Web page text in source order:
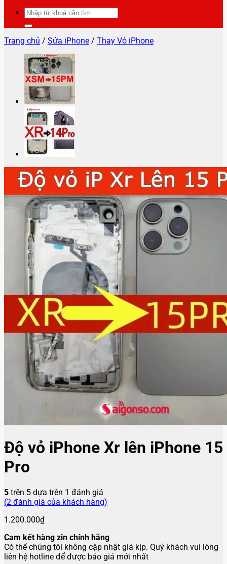
Tìm
kiếm:
Trang chủ / Sửa iPhone / Thay Vỏ iPhone
Độ vỏ iPhone Xr lên iPhone 15
Pro
5 trên 5 dựa trên 1 đánh giá
(2 đánh giá của khách hàng)
1.200.000₫
Cam kết hàng zin chính hãng
Có thể chúng tôi không cập nhật giá kịp. Quý khách vui lòng
liên hệ hotline để được báo giá mới nhất